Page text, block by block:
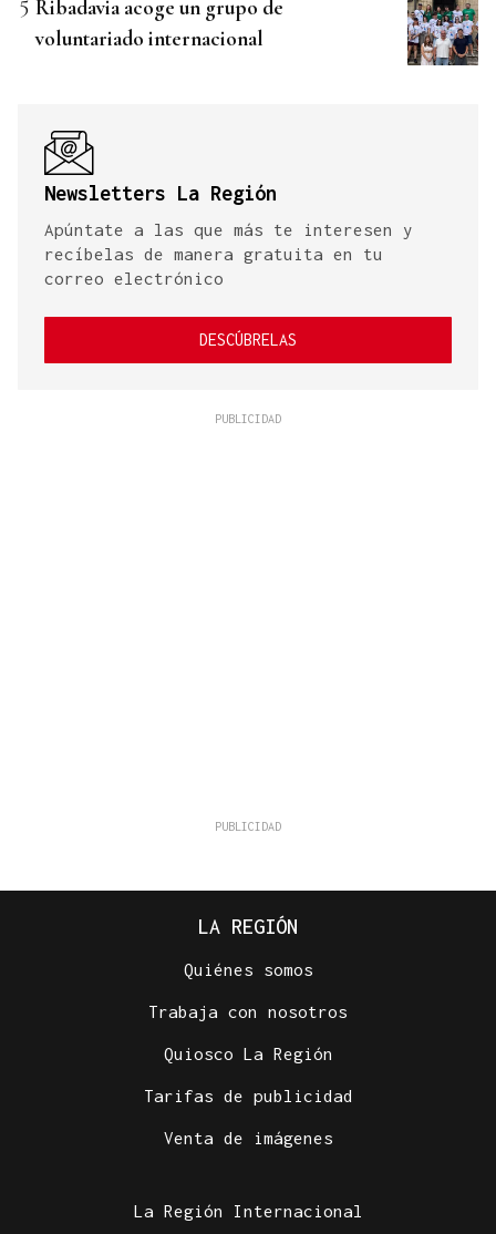
Ribadavia acoge un grupo de
voluntariado internacional
Newsletters La Región
Apúntate a las que más te interesen y
recíbelas de manera gratuita en tu
correo electrónico
DESCÚBRELAS
LA REGIÓN
Quiénes somos
Trabaja con nosotros
Quiosco La Región
Tarifas de publicidad
Venta de imágenes
La Región Internacional